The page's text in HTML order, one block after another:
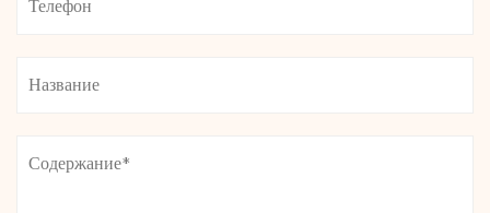
созданный для современной женщины, которая стремится к
выбором для активной уверенности и комфорта в течение